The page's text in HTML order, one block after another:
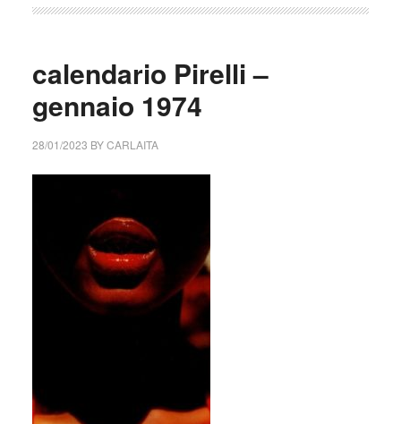
calendario Pirelli –
gennaio 1974
28/01/2023 BYCARLAITA